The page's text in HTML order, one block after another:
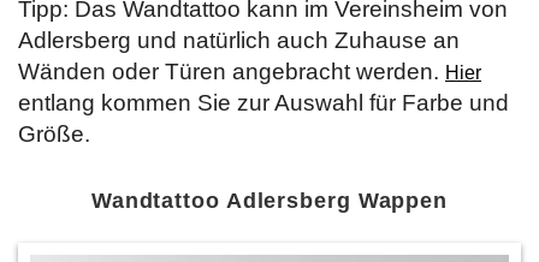
Tipp: Das Wandtattoo kann im Vereinsheim von
Adlersberg und natürlich auch Zuhause an
Wänden oder Türen angebracht werden. Hier
entlang kommen Sie zur Auswahl für Farbe und
Größe.
Wandtattoo Adlersberg Wappen